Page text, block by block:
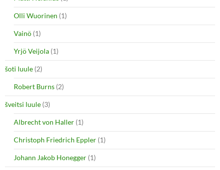
Olli Wuorinen (1)
Vainö (1)
Yrjö Veijola (1)
šoti luule (2)
Robert Burns (2)
šveitsi luule (3)
Albrecht von Haller (1)
Christoph Friedrich Eppler (1)
Johann Jakob Honegger (1)